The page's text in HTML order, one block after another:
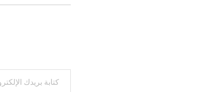
كتابة بريدك الإلكتروني...